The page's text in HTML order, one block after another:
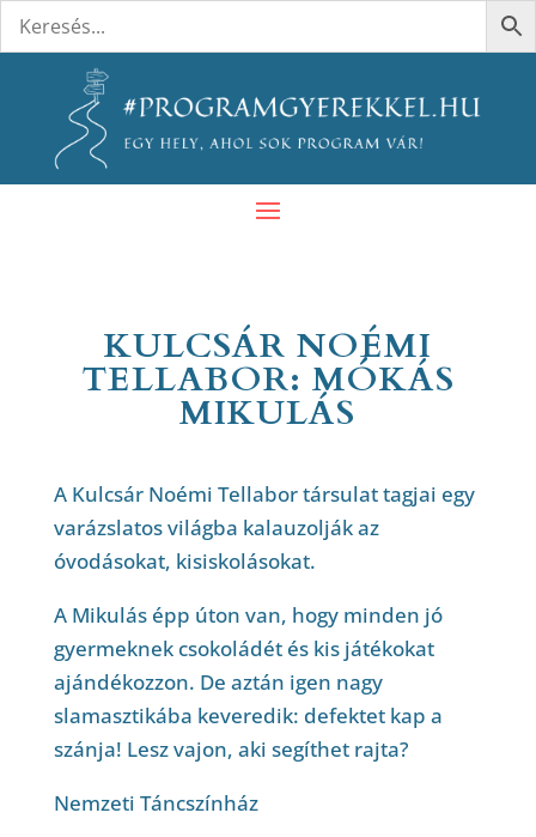
KULCSÁR NOÉMI
TELLABOR: MÓKÁS
MIKULÁS
A Kulcsár Noémi Tellabor társulat tagjai egy
varázslatos világba kalauzolják az
óvodásokat, kisiskolásokat.
A Mikulás épp úton van, hogy minden jó
gyermeknek csokoládét és kis játékokat
ajándékozzon. De aztán igen nagy
slamasztikába keveredik: defektet kap a
szánja! Lesz vajon, aki segíthet rajta?
Nemzeti Táncszínház